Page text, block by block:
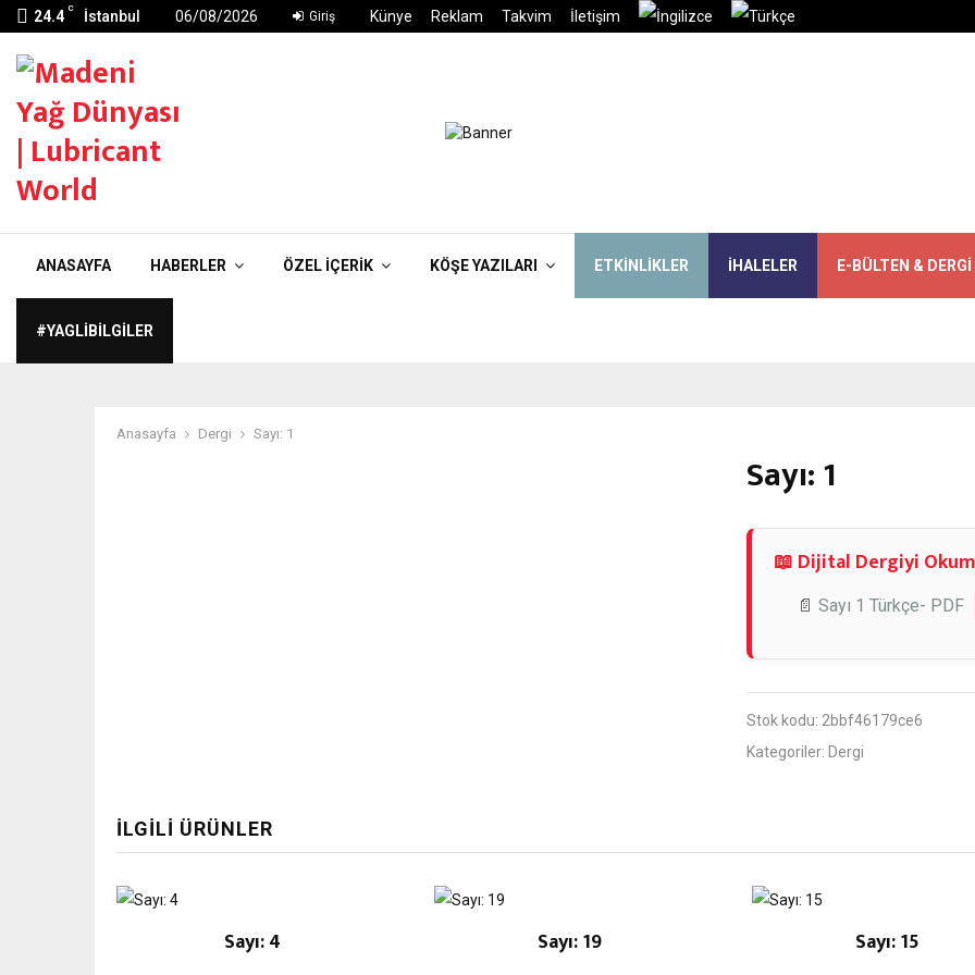
24.4 C İstanbul 06/08/2026 Giriş Künye Reklam Takvim İletişim
ANASAYFA HABERLER ÖZEL İÇERIK KÖŞE YAZILARI ETKINLIKLER İHALELER E-BÜLTEN & DERGI
#YAGLIBILGILER
Anasayfa Dergi Sayı: 1
Sayı: 1
📖 Dijital Dergiyi
📄Sayı 1 Türkçe- PDF
Stok kodu: 2bbf46179ce6
Kategoriler: Dergi
İLGILI ÜRÜNLER
Sayı: 4 Sayı: 19 Sayı: 15